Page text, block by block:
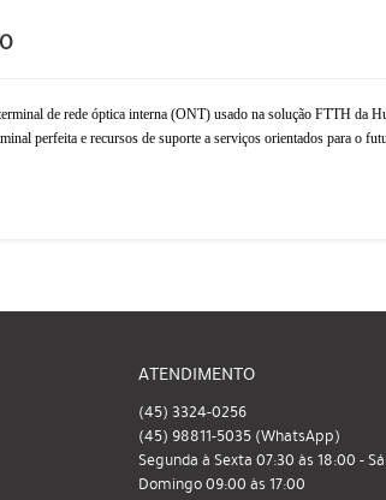
de rede óptica interna (ONT) usado na solução FTTH da
perfeita e recursos de suporte a serviços orientados para o
ATENDIMENTO
(45) 3324-0256
(45) 98811-5035 (WhatsApp)
Segunda à Sexta 07:30 às 18:00 -
Domingo 09:00 às 17:00